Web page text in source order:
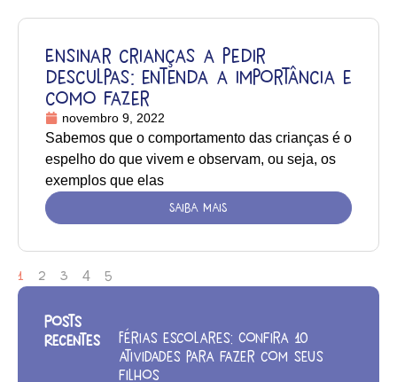
Ensinar crianças a pedir
desculpas: entenda a importância e
como fazer
novembro 9, 2022
Sabemos que o comportamento das crianças é o
espelho do que vivem e observam, ou seja, os
exemplos que elas
SAIBA MAIS
1 2 3 4 5
Posts
Recentes
Férias escolares: Confira 10
atividades para fazer com seus
filhos